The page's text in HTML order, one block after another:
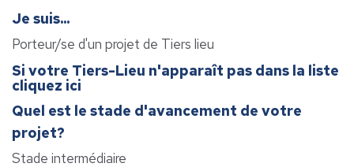
Je suis...
Porteur/se d'un projet de Tiers lieu
Si votre Tiers-Lieu n'apparaît pas dans la liste
cliquez ici
Quel est le stade d'avancement de votre
projet?
Stade intermédiaire